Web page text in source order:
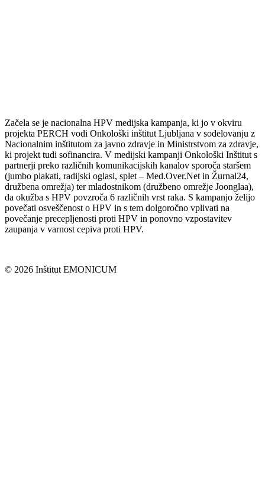
Začela se je nacionalna HPV medijska kampanja, ki jo v okviru
projekta PERCH vodi Onkološki inštitut Ljubljana v sodelovanju z
Nacionalnim inštitutom za javno zdravje in Ministrstvom za zdravje,
ki projekt tudi sofinancira. V medijski kampanji Onkološki Inštitut s
partnerji preko različnih komunikacijskih kanalov sporoča staršem
(jumbo plakati, radijski oglasi, splet – Med.Over.Net in Žurnal24,
družbena omrežja) ter mladostnikom (družbeno omrežje Joonglaa),
da okužba s HPV povzroča 6 različnih vrst raka. S kampanjo želijo
povečati osveščenost o HPV in s tem dolgoročno vplivati na
povečanje precepljenosti proti HPV in ponovno vzpostavitev
zaupanja v varnost cepiva proti HPV.
© 2026 Inštitut EMONICUM